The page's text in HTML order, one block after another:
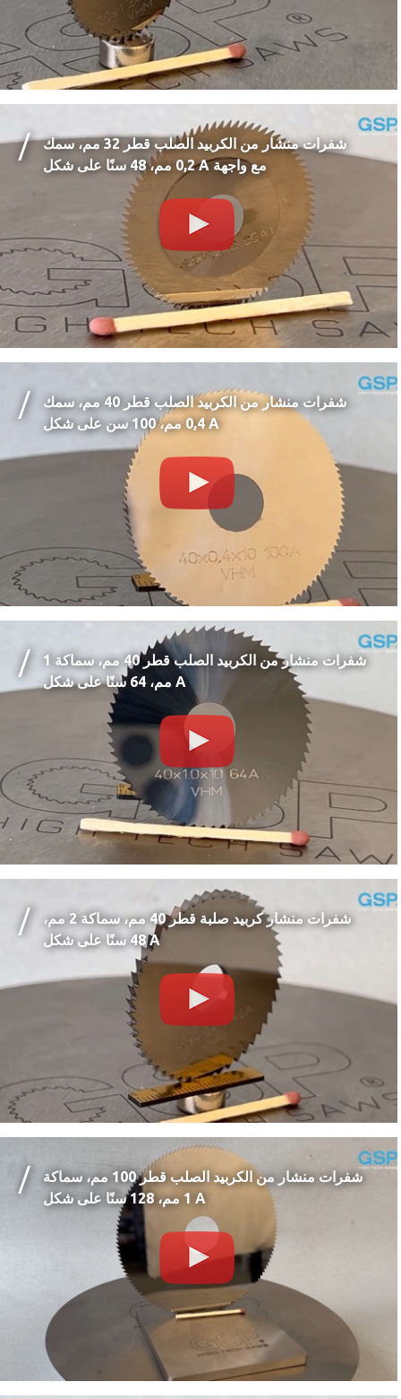
شفرات منشار من الكربيد الصلب قطر 32 مم، سمك
0,2 مم، 48 سنًا على شكل A مع واجهة
شفرات منشار من الكربيد الصلب قطر 40 مم، سمك
0,4 مم، 100 سن على شكل A
شفرات منشار من الكربيد الصلب قطر 40 مم، سماكة 1
مم، 64 سنًا على شكل A
شفرات منشار كربيد صلبة قطر 40 مم، سماكة 2 مم،
48 سنًا على شكل A
شفرات منشار من الكربيد الصلب قطر 100 مم، سماكة
1 مم، 128 سنًا على شكل A